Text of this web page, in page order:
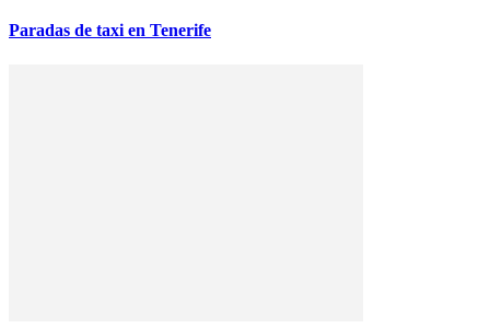
Paradas de taxi en Tenerife